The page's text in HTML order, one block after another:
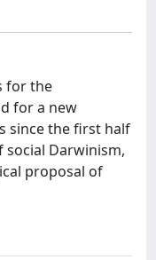
for the
for a new
since the first half
Darwinism,
proposal of